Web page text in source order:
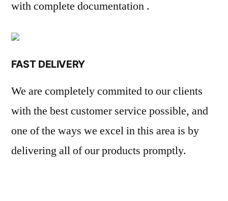
with complete documentation .
FAST DELIVERY
We are completely commited to our clients
with the best customer service possible, and
one of the ways we excel in this area is by
delivering all of our products promptly.